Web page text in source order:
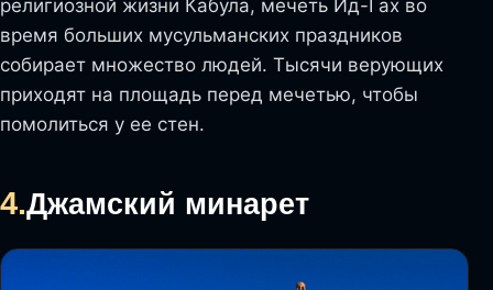
религиозной жизни Кабула, мечеть Ид-Гах во
время больших мусульманских праздников
собирает множество людей. Тысячи верующих
приходят на площадь перед мечетью, чтобы
помолиться у ее стен.
4.Джамский минарет